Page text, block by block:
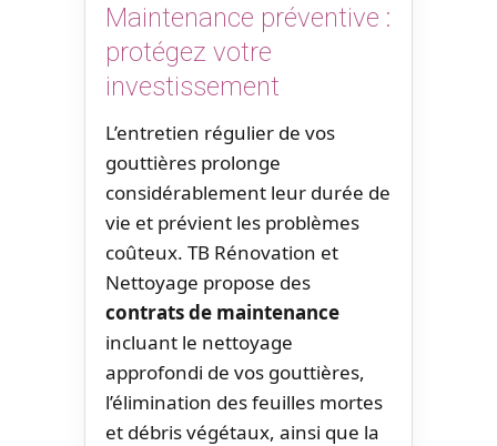
Maintenance préventive :
protégez votre
investissement
L’entretien régulier de vos
gouttières prolonge
considérablement leur durée de
vie et prévient les problèmes
coûteux. TB Rénovation et
Nettoyage propose des
contrats de maintenance
incluant le nettoyage
approfondi de vos gouttières,
l’élimination des feuilles mortes
et débris végétaux, ainsi que la